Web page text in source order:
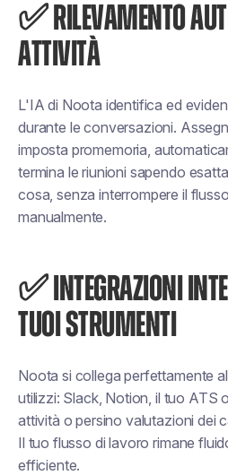
✅ RILEVAMENTO
ATTIVITÀ
L'IA di Noota identifica ed
durante le conversazioni.
imposta promemoria,
termina le riunioni sapendo
cosa, senza interrompere il
manualmente.
✅ INTEGRAZIONI
TUOI STRUMENTI
Noota si collega perfettamente
utilizzi: Slack, Notion, il tuo ATS
attività o persino valutazioni dei
Il tuo flusso di lavoro rimane
efficiente.